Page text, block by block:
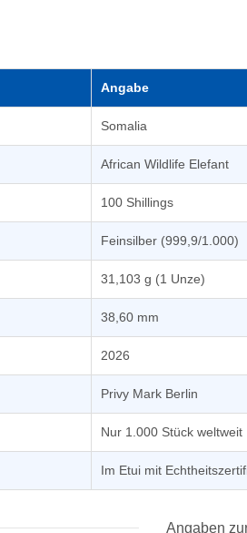
Angabe
Somalia
African Wildlife Elefant
100 Shillings
Feinsilber (999,9/1.000)
31,103 g (1 Unze)
38,60 mm
2026
Privy Mark Berlin
Nur 1.000 Stück weltweit
Im Etui mit
Angaben